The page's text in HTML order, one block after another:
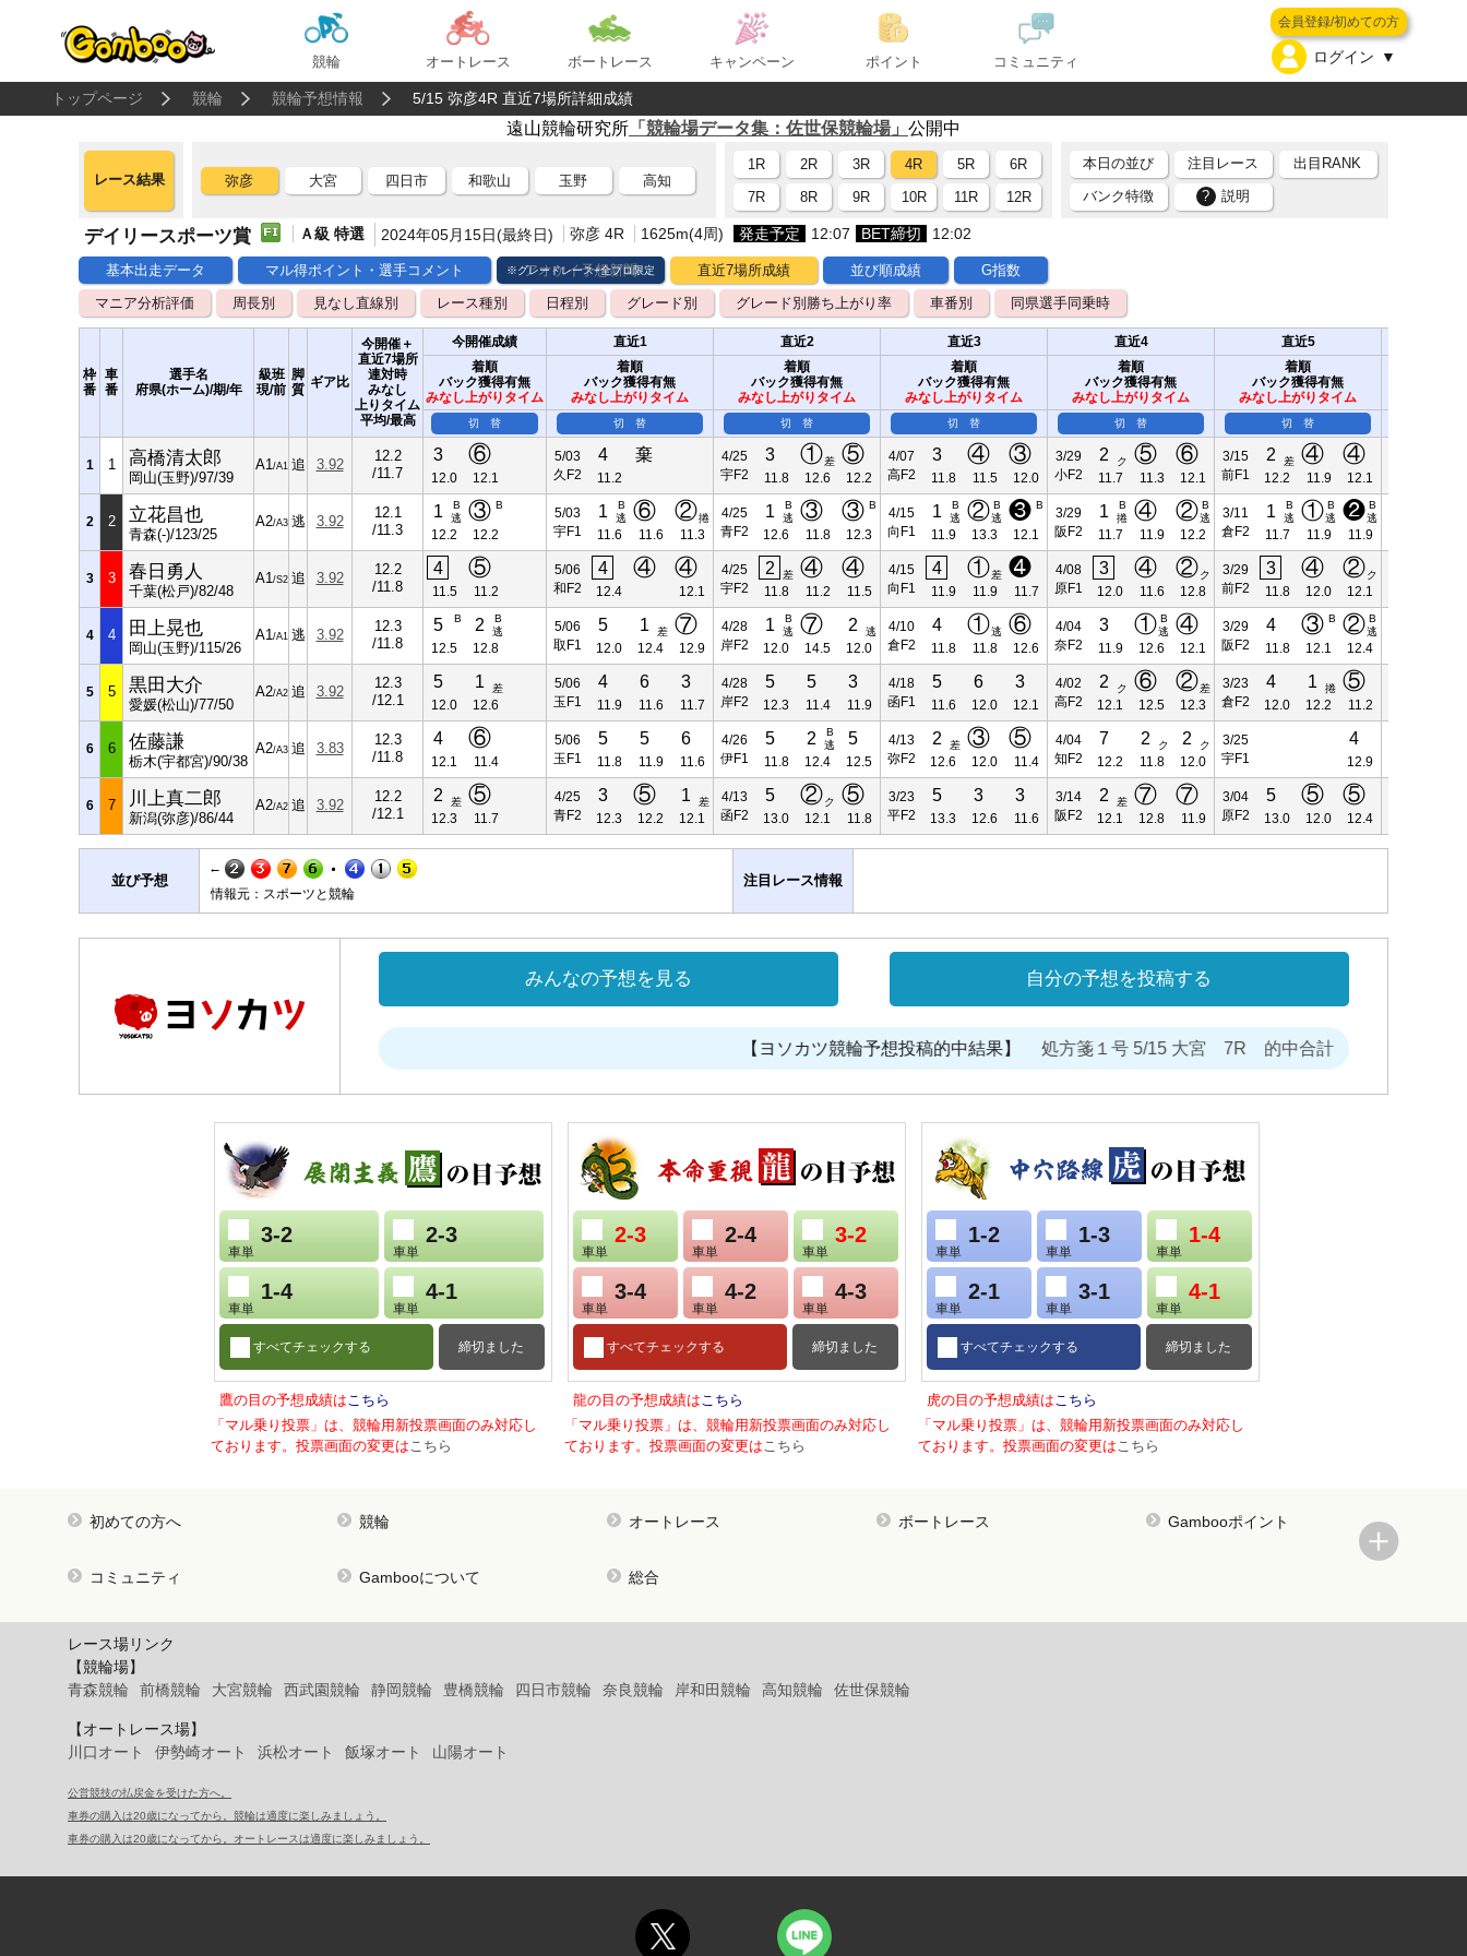
競輪 オートレース ボートレース キャンペーン ポイント コミュニティ
会員登録/初めての方
ログイン
トップページ 競輪 競輪予想情報 5/15 弥彦4R 直近7場所詳細成績
遠山競輪研究所 「競輪場データ集：佐世保競輪場」 公開中
レース結果 弥彦 大宮 四日市 和歌山 玉野 高知
1R 2R 3R 4R 5R
6R
7R
8R 9R 10R 11R 12R
本日の並び 注目レース
出目RANK
バンク特徴
? 説明
デイリースポーツ賞 Ａ級 特選 2024年05月15日(最終日) 弥彦 4R 1625m(4周) 発走予定 12:07 BET締切 12:02
基本出走データ マル得ポイント・選手コメント アオケイ予想新聞
※グレードレース+全プロ限定 直近7場所成績 並び順成績
G指数
マニア分析評価
周長別 見なし直線別 レース種別 日程別 グレード別 グレード別勝ち上がり率 車番別 同県選手同乗時
枠
番
車
番
1 1
2 2
3 3
4 4
5 5
6 6
6 7
選手名
府県(ホーム)/期/年
級班
現/前
脚
質 ギア比
今開催＋
直近7場所
連対時
みなし
上りタイム
平均/最高
今開催成績 直近1 直近2 直近3 直近4 直近5
着順
バック獲得有無
みなし上がりタイム
着順
バック獲得有無
みなし上がりタイム
着順
バック獲得有無
みなし上がりタイム
着順
バック獲得有無
みなし上がりタイム
着順
バック獲得有無
みなし上がりタイム
着順
バック獲得有無
みなし上がりタイム
切 替 切 替 切 替 切 替 切 替 切 替
高橋清太郎
岡山(玉野)/97/39
A1/A1 追 3.92
12.2
/11.7
3
12.0
⑥
12.1
5/03
久F2
4
11.2
棄
4/25
宇F2
3
11.8
①差
12.6
⑤
12.2
4/07
高F2
3
11.8
④
11.5
③
12.0
3/29
小F2
2 ク
11.7
⑤
11.3
⑥
12.1
3/15
前F1
2 差
12.2
④
11.9
④
12.1
立花昌也
青森(-)/123/25
A2/A3 逃 3.92
12.1
/11.3
1
B
逃
12.2
③ B
12.2
5/03
宇F1
1
B
逃
11.6
⑥
11.6
②捲
11.3
4/25
青F2
1
B
逃
12.6
③
11.8
③ B
12.3
4/15
向F1
1
B
逃
11.9
② B
逃
13.3
❸ B
12.1
3/29
阪F2
1
B
捲
11.7
④
11.9
② B
逃
12.2
3/11
倉F2
1
B
逃
11.7
① B
逃
11.9
❷ B
逃
11.9
春日勇人
千葉(松戸)/82/48
A1/S2 追 3.92
12.2
/11.8
4
11.5
⑤
11.2
5/06
和F2
4
12.4
④ ④
12.1
4/25
宇F2
2 差
11.8
④
11.2
④
11.5
4/15
向F1
4
11.9
①差
11.9
❹
11.7
4/08
原F1
3
12.0
④
11.6
②ク
12.8
3/29
前F2
3
11.8
④
12.0
②ク
12.1
田上晃也
岡山(玉野)/115/26
A1/A1 逃 3.92
12.3
/11.8
5 B
12.5
2
B
逃
12.8
5/06
取F1
5
12.0
1 差
12.4
⑦
12.9
4/28
岸F2
1
B
逃
12.0
⑦
14.5
2 逃
12.0
4/10
倉F2
4
11.8
①逃
11.8
⑥
12.6
4/04
奈F2
3
11.9
① B
逃
12.6
④
12.1
3/29
阪F2
4
11.8
③ B
12.1
② B
逃
12.4
黒田大介
愛媛(松山)/77/50
A2/A2 追 3.92
12.3
/12.1
5
12.0
1 差
12.6
5/06
玉F1
4
11.9
6
11.6
3
11.7
4/28
岸F2
5
12.3
5
11.4
3
11.9
4/18
函F1
5
11.6
6
12.0
3
12.1
4/02
高F2
2 ク
12.1
⑥
12.5
②差
12.3
3/23
倉F2
4
12.0
1 捲
12.2
⑤
11.2
佐藤謙
栃木(宇都宮)/90/38
A2/A3 追 3.83
12.3
/11.8
4
12.1
⑥
11.4
5/06
玉F1
5
11.8
5
11.9
6
11.6
4/26
伊F1
5
11.8
2
B
逃
12.4
5
12.5
4/13
弥F2
2 差
12.6
③
12.0
⑤
11.4
4/04
知F2
7
12.2
2 ク
11.8
2 ク
12.0
3/25
宇F1
4
12.9
川上真二郎
新潟(弥彦)/86/44
A2/A2 追 3.92
12.2
/12.1
2 差
12.3
⑤
11.7
4/25
青F2
3
12.3
⑤
12.2
1 差
12.1
4/13
函F2
5
13.0
②ク
12.1
⑤
11.8
3/23
平F2
5
13.3
3
12.6
3
11.6
3/14
阪F2
2 差
12.1
⑦
12.8
⑦
11.9
3/04
原F2
5
13.0
⑤
12.0
⑤
12.4
並び予想
←
情報元：スポーツと競輪
注目レース情報
みんなの予想を見る 自分の予想を投稿する
【ヨソカツ競輪予想投稿的中結果】 処方箋１号 5/15 大宮 7R 的中合計 14,040円
車単
3-2
車単
2-3
車単
1-4
車単
4-1
すべてチェックする 締切ました
鷹の目の予想成績は こちら
車単
2-3
車単
2-4
車単
3-2
車単
3-4
車単
4-2
車単
4-3
すべてチェックする 締切ました
龍の目の予想成績は こちら
車単
1-2
車単
1-3
車単
1-4
車単
2-1
車単
3-1
車単
4-1
すべてチェックする 締切ました
虎の目の予想成績は こちら
「マル乗り投票」は、競輪用新投票画面のみ対応し
ております。投票画面の変更は こちら
「マル乗り投票」は、競輪用新投票画面のみ対応し
ております。投票画面の変更は こちら
「マル乗り投票」は、競輪用新投票画面のみ対応し
ております。投票画面の変更は こちら
初めての方へ 競輪 オートレース ボートレース Gambooポイント
コミュニティ Gambooについて 総合
レース場リンク
【競輪場】
青森競輪
前橋競輪 大宮競輪 西武園競輪 静岡競輪 豊橋競輪 四日市競輪 奈良競輪 岸和田競輪 高知競輪 佐世保競輪
【オートレース場】
川口オート
伊勢崎オート 浜松オート 飯塚オート 山陽オート
公営競技の払戻金を受けた方へ。
車券の購入は20歳になってから。競輪は適度に楽しみましょう。
車券の購入は20歳になってから。オートレースは適度に楽しみましょう。